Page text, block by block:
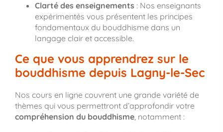
Clarté des enseignements : Nos enseignants
expérimentés vous présentent les principes
fondamentaux du bouddhisme dans un
langage clair et accessible.
Ce que vous apprendrez sur le
bouddhisme depuis Lagny-le-Sec
Nos cours en ligne couvrent une grande variété de
thèmes qui vous permettront d’approfondir votre
compréhension du bouddhisme, notamment :